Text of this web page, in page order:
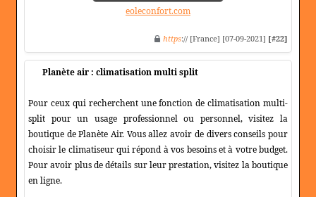
eoleconfort.com
https:// [France] [07-09-2021] [#22]
Planète air : climatisation multi split
Pour ceux qui recherchent une fonction de climatisation multi-
split pour un usage professionnel ou personnel, visitez la
boutique de Planète Air. Vous allez avoir de divers conseils pour
choisir le climatiseur qui répond à vos besoins et à votre budget.
Pour avoir plus de détails sur leur prestation, visitez la boutique
en ligne.